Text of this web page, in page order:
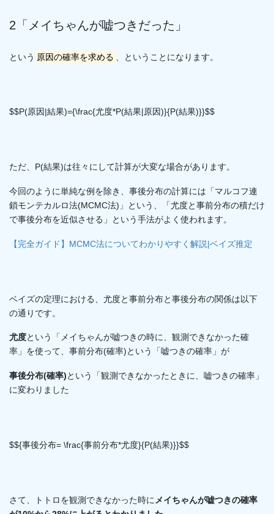
2「メイちゃんが嘘つきだった」
という 原因の確率を求める 、ということになります。
$$P(原因|結果)={\frac{尤度*P(結果|原因)}{P(結果)}}$$
ただ、P(結果)は往々にして計算が大変な場合があります。
今回のように単純な例を除き、事後分布の計算には「マルコフ連
鎖モンテカルロ法(MCMC法)」という、「尤度と事前分布の積だけ
で事後分布を近似させる」という手法がよく使われます。
【完全ガイド】MCMC法についてわかりやすく解説|ベイズ推定
ベイズの定理における、尤度と事前分布と事後分布の関係は以下
の通りです。
尤度という「メイちゃんが嘘つきの時に、観測できなかった確
率」を使って、事前分布(確率)という「嘘つきの確率」が
事後分布(確率)という「観測できなかったときに、嘘つきの確率」
に変わりました
$${事後分布= \frac{事前分布*尤度}{P(結果)}}$$
さて、トトロを観測できなかった時に メイちゃんが嘘つきの確率